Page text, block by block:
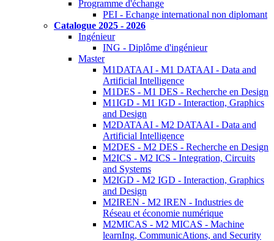
Programme d'échange
PEI - Echange international non diplomant
Catalogue 2025 - 2026
Ingénieur
ING - Diplôme d'ingénieur
Master
M1DATAAI - M1 DATAAI - Data and
Artificial Intelligence
M1DES - M1 DES - Recherche en Design
M1IGD - M1 IGD - Interaction, Graphics
and Design
M2DATAAI - M2 DATAAI - Data and
Artificial Intelligence
M2DES - M2 DES - Recherche en Design
M2ICS - M2 ICS - Integration, Circuits
and Systems
M2IGD - M2 IGD - Interaction, Graphics
and Design
M2IREN - M2 IREN - Industries de
Réseau et économie numérique
M2MICAS - M2 MICAS - Machine
learnIng, CommunicAtions, and Security